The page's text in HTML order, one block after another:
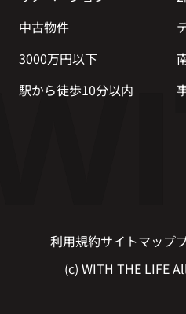
中古物件
3000万円以下
駅から徒歩10分以内
利用規約サイトマップ
(c) WITH THE LIFE